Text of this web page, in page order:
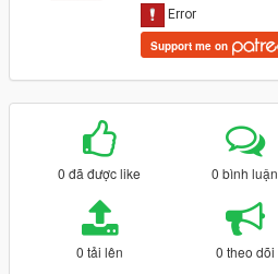
Support me on
0 đã được like 0 bình luận
0 tải lên 0 theo dõi